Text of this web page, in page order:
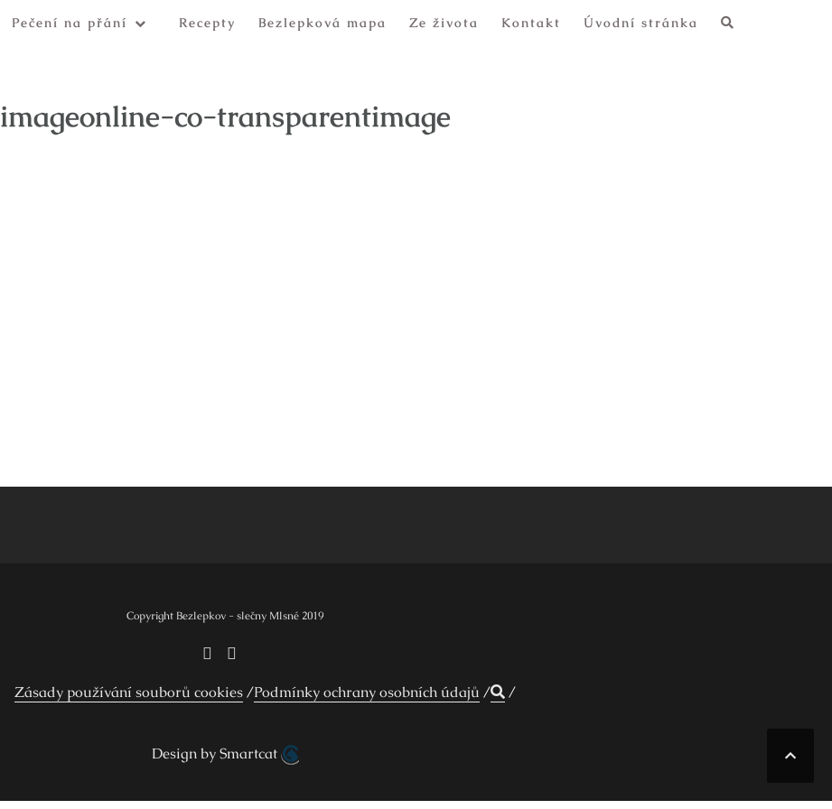
Pečení na přání Recepty Bezlepková mapa Ze života Kontakt Úvodní stránka
imageonline-co-transparentimage
Copyright Bezlepkov - slečny Mlsné 2019
Zásady používání souborů cookies Podmínky ochrany osobních údajů
Design by Smartcat